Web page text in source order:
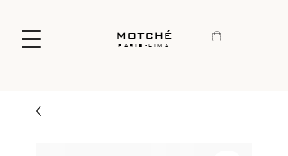
motché
paris-lima